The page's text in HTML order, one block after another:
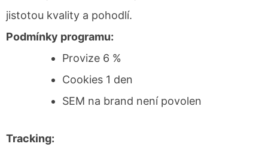
jistotou kvality a pohodlí.
Podmínky programu:
Provize 6 %
Cookies 1 den
SEM na brand není povolen
Tracking: